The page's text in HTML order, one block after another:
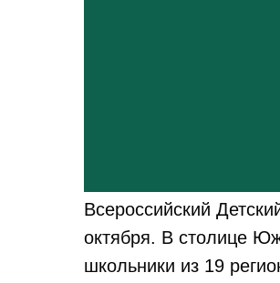
Всероссийский
октября. В столице
школьники из 19